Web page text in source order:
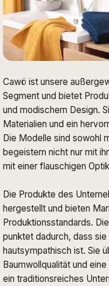
Cawö ist unsere
Segment und bietet
und modischem Design.
Materialien und ein
Die Modelle sind sowohl
begeistern nicht nur mit
mit einer flauschigen
Die Produkte des
hergestellt und bieten
Produktionsstandards.
punktet dadurch, dass
hautsympathisch ist. Sie
Baumwollqualität und
ein traditionsreiches